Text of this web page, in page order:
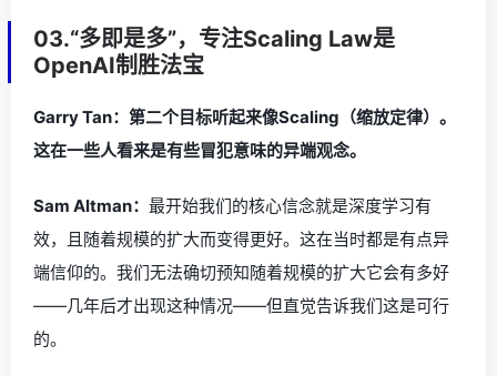
03.“多即是多”，专注Scaling Law是
OpenAI制胜法宝
Garry Tan：第二个目标听起来像Scaling（缩放定律）。
这在一些人看来是有些冒犯意味的异端观念。
Sam Altman： 最开始我们的核心信念就是深度学习有
效，且随着规模的扩大而变得更好。这在当时都是有点异
端信仰的。我们无法确切预知随着规模的扩大它会有多好
——几年后才出现这种情况——但直觉告诉我们这是可行
的。